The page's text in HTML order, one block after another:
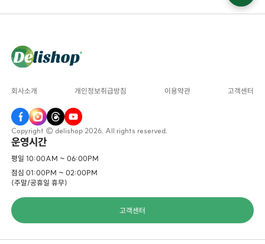
회사소개 개인정보취급방침 이용약관 고객센터
Copyright © delishop 2026. All rights reserved.
운영시간
평일 10:00AM ~ 06:00PM
점심 01:00PM ~ 02:00PM
(주말/공휴일 휴무)
고객센터